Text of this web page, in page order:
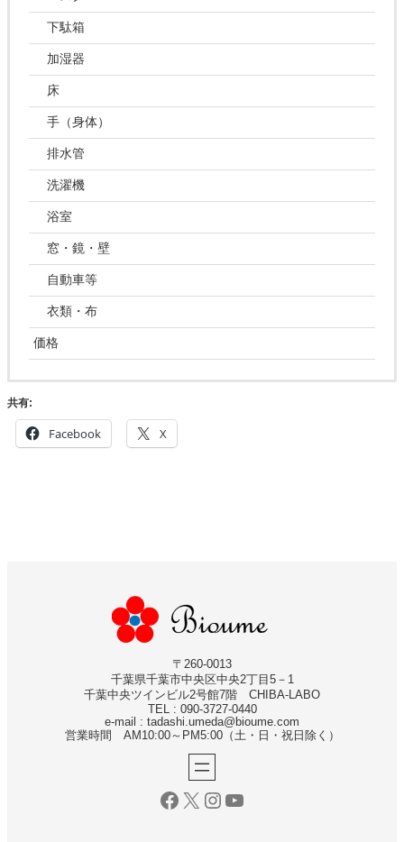
下駄箱
加湿器
床
手（身体）
排水管
洗濯機
浴室
窓・鏡・壁
自動車等
衣類・布
価格
共有:
Facebook X
〒260-0013
千葉県千葉市中央区中央2丁目5－1
千葉中央ツインビル2号館7階 CHIBA-LABO
TEL : 090-3727-0440
e-mail : tadashi.umeda@bioume.com
営業時間 AM10:00～PM5:00（土・日・祝日除く）
Facebook
X Instagram
YouTube